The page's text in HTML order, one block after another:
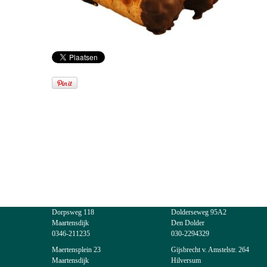
Dorpsweg 118
Maartensdijk
0346-211235
Maertensplein 23
Maartensdijk
Dolderseweg 95A2
Den Dolder
030-2294329
Gijsbrecht v. Amstelstr. 264
Hilversum